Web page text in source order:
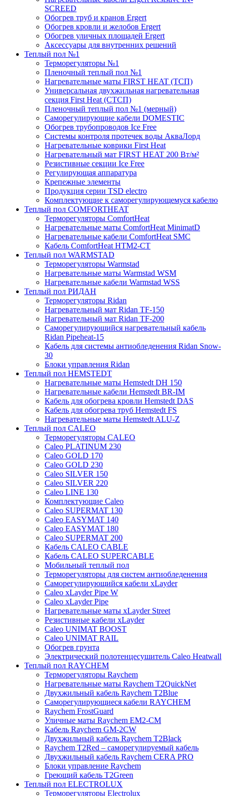
SCREED
Обогрев труб и кранов Ergert
Обогрев кровли и желобов Ergert
Обогрев уличных площадей Ergert
Аксессуары для внутренних решений
Теплый пол №1
Терморегуляторы №1
Пленочный теплый пол №1
Нагревательные маты FIRST HEAT (ТСП)
Универсальная двухжильная нагревательная
секция First Heat (СТСП)
Пленочный теплый пол №1 (мерный)
Саморегулирующие кабели DOMESTIC
Обогрев трубопроводов Ice Free
Системы контроля протечек воды АкваЛорд
Нагревательные коврики First Heat
Нагревательный мат FIRST HEAT 200 Вт/м²
Резистивные секции Ice Free
Регулирующая аппаратура
Крепежные элементы
Продукция серии TSD electro
Комплектующие к саморегулирующемуся кабелю
Теплый пол COMFORTHEAT
Терморегуляторы ComfortHeat
Нагревательные маты ComfortHeat MinimatD
Нагревательные кабели ComfortHeat SMC
Кабель ComfortHeat HTM2-CT
Теплый пол WARMSTAD
Терморегуляторы Warmstad
Нагревательные маты Warmstad WSM
Нагревательные кабели Warmstad WSS
Теплый пол РИДАН
Терморегуляторы Ridan
Нагревательный мат Ridan TF-150
Нагревательный мат Ridan TF-200
Саморегулирующийся нагревательный кабель
Ridan Pipeheat-15
Кабель для системы антиобледенения Ridan Snow-
30
Блоки управления Ridan
Теплый пол HEMSTEDT
Нагревательные маты Hemstedt DH 150
Нагревательные кабели Hemstedt BR-IM
Кабель для обогрева кровли Hemstedt DAS
Кабель для обогрева труб Hemstedt FS
Нагревательные маты Hemstedt ALU-Z
Теплый пол CALEO
Терморегуляторы CALEO
Caleo PLATINUM 230
Caleo GOLD 170
Caleo GOLD 230
Caleo SILVER 150
Caleo SILVER 220
Caleo LINE 130
Комплектующие Caleo
Caleo SUPERMAT 130
Caleo EASYMAT 140
Caleo EASYMAT 180
Caleo SUPERMAT 200
Кабель CALEO CABLE
Кабель CALEO SUPERCABLE
Мобильный теплый пол
Терморегуляторы для систем антиобледенения
Саморегулирующийся кабели xLayder
Caleo xLayder Pipe W
Caleo xLayder Pipe
Нагревательные маты xLayder Street
Резистивные кабели xLayder
Caleo UNIMAT BOOST
Caleo UNIMAT RAIL
Обогрев грунта
Электрический полотенцесушитель Caleo Heatwall
Теплый пол RAYCHEM
Терморегуляторы Raychem
Нагревательные маты Raychem T2QuickNet
Двухжильный кабель Raychem T2Blue
Саморегулирующиеся кабели RAYCHEM
Raychem FrostGuard
Уличные маты Raychem EM2-CM
Кабель Raychem GM-2CW
Двухжильный кабель Raychem T2Black
Raychem T2Red – саморегулируемый кабель
Двухжильный кабель Raychem CERA PRO
Блоки управление Raychem
Греющий кабель T2Green
Теплый пол ELECTROLUX
Терморегуляторы Electrolux